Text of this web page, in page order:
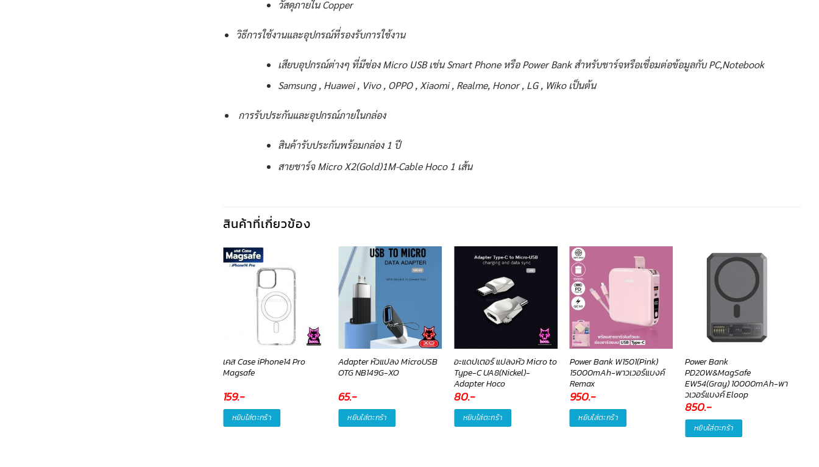
วัสดุภายใน Copper
วิธีการใช้งานและอุปกรณ์ที่รองรับการใช้งาน
เสียบอุปกรณ์ต่างๆ ที่มีช่อง Micro USB เช่น Smart Phone หรือ Power Bank สำหรับชาร์จหรือเชื่อมต่อข้อมูลกับ PC,Notebook
Samsung , Huawei , Vivo , OPPO , Xiaomi , Realme, Honor , LG , Wiko เป็นต้น
การรับประกันและอุปกรณ์ภายในกล่อง
สินค้ารับประกันพร้อมกล่อง 1 ปี
สายชาร์จ Micro X2(Gold)1M-Cable Hoco 1 เส้น
สินค้าที่เกี่ยวข้อง
เคส Case iPhone14 Pro
Magsafe
159.-
หยิบใส่ตะกร้า
Adapter หัวแปลง MicroUSB
OTG NB149G-XO
65.-
หยิบใส่ตะกร้า
อะแดปเตอร์ แปลงหัว Micro to
Type-C UA8(Nickel)-
Adapter Hoco
80.-
หยิบใส่ตะกร้า
Power Bank W1501(Pink)
15000mAh-พาวเวอร์แบงค์
Remax
950.-
หยิบใส่ตะกร้า
Power Bank
PD20W&MagSafe
EW54(Gray) 10000mAh-พา
วเวอร์แบงค์ Eloop
850.-
หยิบใส่ตะกร้า